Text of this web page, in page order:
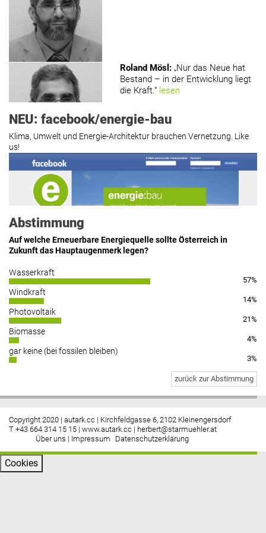
Roland Mösl : „Nur das Neue hat
Bestand – in der Entwicklung liegt
die Kraft.“ lesen
Roland Mösl: „Man wollte wohl
Kasse machen statt neue Produkte
erfinden.“ lesen
Hier geht’s zu allen Kommentaren
NEU: facebook/energie-bau
Klima, Umwelt und Energie-Architektur brauchen Vernetzung. Like
us!
https://www.facebook.com/energiebau/
Abstimmung
Auf welche Erneuerbare Energiequelle sollte Österreich in
Zukunft das Hauptaugenmerk legen?
Wasserkraft
57%
Windkraft
14%
Photovoltaik
21%
Biomasse
4%
gar keine (bei fossilen bleiben)
3%
zurück zur Abstimmung
Copyright 2020 | autark.cc | Kirchfeldgasse 6, 2102 Kleinengersdorf
T +43 664 314 15 15 | www.autark.cc | herbert@starmuehler.at
Über uns | Impressum Datenschutzerklärung
Cookies